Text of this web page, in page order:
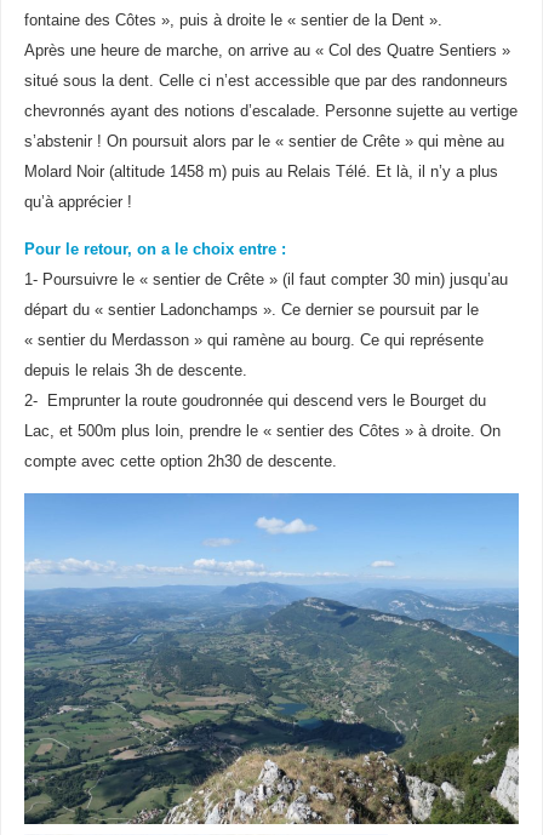
fontaine des Côtes », puis à droite le « sentier de la Dent ».
Après une heure de marche, on arrive au « Col des Quatre Sentiers »
situé sous la dent. Celle ci n’est accessible que par des randonneurs
chevronnés ayant des notions d’escalade. Personne sujette au vertige
s’abstenir ! On poursuit alors par le « sentier de Crête » qui mène au
Molard Noir (altitude 1458 m) puis au Relais Télé. Et là, il n’y a plus
qu’à apprécier !
Pour le retour, on a le choix entre :
1- Poursuivre le « sentier de Crête » (il faut compter 30 min) jusqu’au
départ du « sentier Ladonchamps ». Ce dernier se poursuit par le
« sentier du Merdasson » qui ramène au bourg. Ce qui représente
depuis le relais 3h de descente.
2- Emprunter la route goudronnée qui descend vers le Bourget du
Lac, et 500m plus loin, prendre le « sentier des Côtes » à droite. On
compte avec cette option 2h30 de descente.